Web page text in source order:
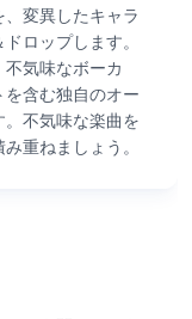
変異したキャラ
ロップします。
気味なボーカ
含む独自のオー
不気味な楽曲を
重ねましょう。